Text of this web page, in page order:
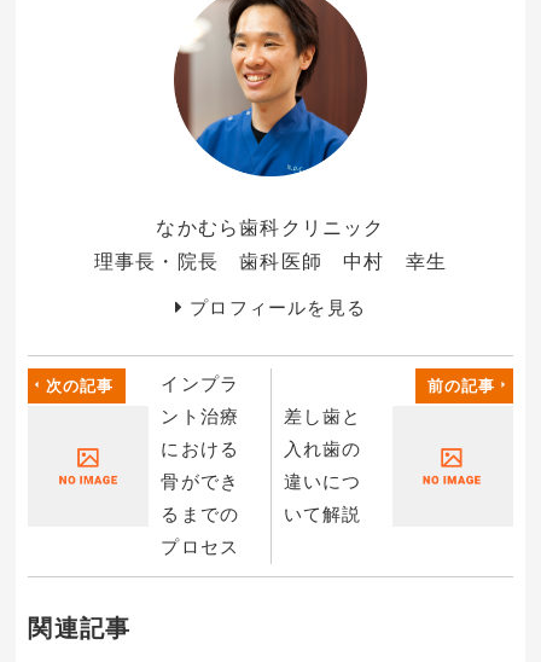
なかむら歯科クリニック
理事長・院長 歯科医師 中村 幸生
プロフィールを見る
次の記事
インプラ
ント治療
における
骨ができ
るまでの
プロセス
差し歯と
入れ歯の
違いにつ
いて解説
前の記事
関連記事